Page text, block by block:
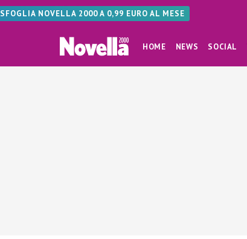
SFOGLIA NOVELLA 2000 A 0,99 EURO AL MESE
HOME NEWS SOCIAL